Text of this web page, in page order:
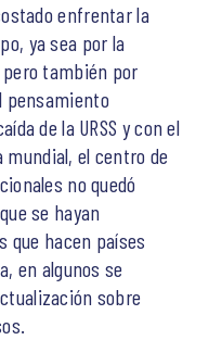
enfrentar la
ya sea por la
también por
pensamiento
de la URSS y con el
mundial, el centro de
no quedó
se hayan
que hacen países
en algunos se
sobre